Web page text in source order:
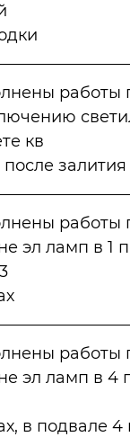
работы
кв
залития
работы
эл ламп в 1
работы
эл ламп в 4
в подвале 4